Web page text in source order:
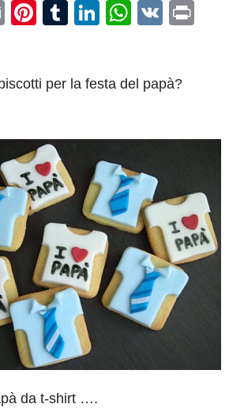
EmailPinterest
Tumblr
LinkedIn
VK
per la festa del papà?
da t-shirt ….